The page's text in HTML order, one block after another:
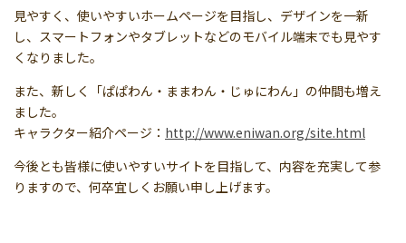
見やすく、使いやすいホームページを目指し、デザインを一新
し、スマートフォンやタブレットなどのモバイル端末でも見やす
くなりました。
また、新しく「ぱぱわん・ままわん・じゅにわん」の仲間も増え
ました。
キャラクター紹介ページ： http://www.eniwan.org/site.html
今後とも皆様に使いやすいサイトを目指して、内容を充実して参
りますので、何卒宜しくお願い申し上げます。